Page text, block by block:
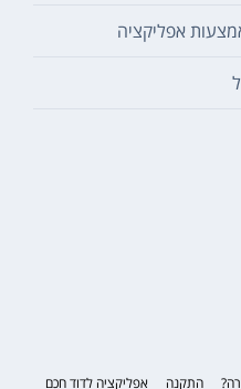
אפליקציה
התקנה אפליקציה לדוד חכם